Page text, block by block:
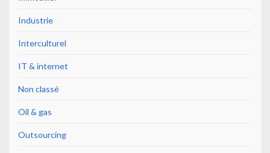
Industrie
Interculturel
IT & internet
Non classé
Oil & gas
Outsourcing